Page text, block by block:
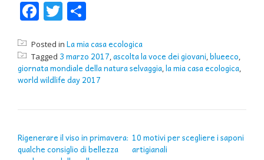
FacebookTwitter
Posted in La mia casa ecologica
Tagged 3 marzo 2017 ascolta la voce dei giovani blueeco
giornata mondiale della natura selvaggia la mia casa ecologica
world wildlife day 2017
Rigenerare il viso in primavera:
qualche consiglio di bellezza
10 motivi per scegliere i saponi
artigianali